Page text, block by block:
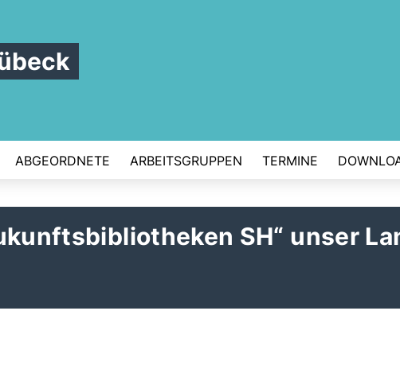
ABGEORDNETE ARBEITSGRUPPEN TERMINE
SH“ unser